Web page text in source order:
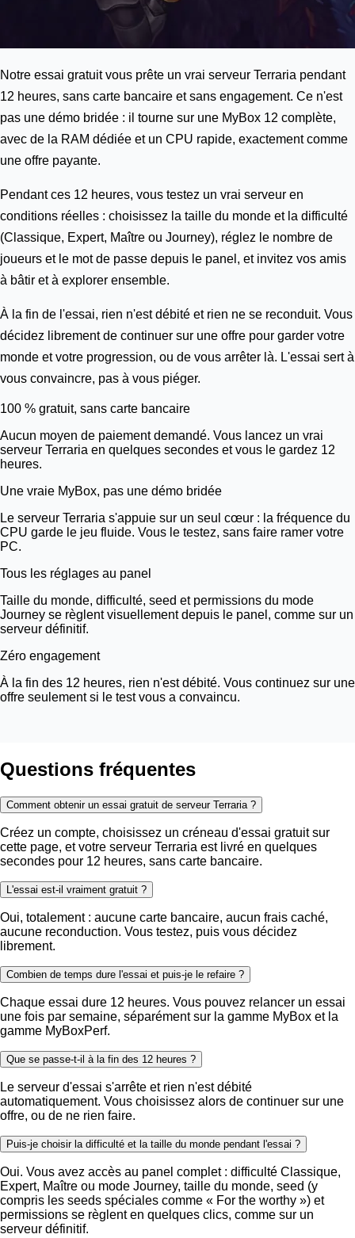
Notre essai gratuit vous prête un vrai serveur Terraria pendant
12 heures, sans carte bancaire et sans engagement. Ce n'est
pas une démo bridée : il tourne sur une MyBox 12 complète,
avec de la RAM dédiée et un CPU rapide, exactement comme
une offre payante.
Pendant ces 12 heures, vous testez un vrai serveur en
conditions réelles : choisissez la taille du monde et la difficulté
(Classique, Expert, Maître ou Journey), réglez le nombre de
joueurs et le mot de passe depuis le panel, et invitez vos amis
à bâtir et à explorer ensemble.
À la fin de l'essai, rien n'est débité et rien ne se reconduit. Vous
décidez librement de continuer sur une offre pour garder votre
monde et votre progression, ou de vous arrêter là. L'essai sert à
vous convaincre, pas à vous piéger.
100 % gratuit, sans carte bancaire
Aucun moyen de paiement demandé. Vous lancez un vrai
serveur Terraria en quelques secondes et vous le gardez 12
heures.
Une vraie MyBox, pas une démo bridée
Le serveur Terraria s'appuie sur un seul cœur : la fréquence du
CPU garde le jeu fluide. Vous le testez, sans faire ramer votre
PC.
Tous les réglages au panel
Taille du monde, difficulté, seed et permissions du mode
Journey se règlent visuellement depuis le panel, comme sur un
serveur définitif.
Zéro engagement
À la fin des 12 heures, rien n'est débité. Vous continuez sur une
offre seulement si le test vous a convaincu.
Questions fréquentes
Comment obtenir un essai gratuit de serveur Terraria ?
Créez un compte, choisissez un créneau d'essai gratuit sur
cette page, et votre serveur Terraria est livré en quelques
secondes pour 12 heures, sans carte bancaire.
L'essai est-il vraiment gratuit ?
Oui, totalement : aucune carte bancaire, aucun frais caché,
aucune reconduction. Vous testez, puis vous décidez
librement.
Combien de temps dure l'essai et puis-je le refaire ?
Chaque essai dure 12 heures. Vous pouvez relancer un essai
une fois par semaine, séparément sur la gamme MyBox et la
gamme MyBoxPerf.
Que se passe-t-il à la fin des 12 heures ?
Le serveur d'essai s'arrête et rien n'est débité
automatiquement. Vous choisissez alors de continuer sur une
offre, ou de ne rien faire.
Puis-je choisir la difficulté et la taille du monde pendant l'essai ?
Oui. Vous avez accès au panel complet : difficulté Classique,
Expert, Maître ou mode Journey, taille du monde, seed (y
compris les seeds spéciales comme « For the worthy ») et
permissions se règlent en quelques clics, comme sur un
serveur définitif.